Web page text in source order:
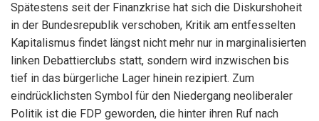
Spätestens seit der Finanzkrise hat sich die Diskurshoheit
in der Bundesrepublik verschoben, Kritik am entfesselten
Kapitalismus findet längst nicht mehr nur in marginalisierten
linken Debattierclubs statt, sondern wird inzwischen bis
tief in das bürgerliche Lager hinein rezipiert. Zum
eindrücklichsten Symbol für den Niedergang neoliberaler
Politik ist die FDP geworden, die hinter ihren Ruf nach